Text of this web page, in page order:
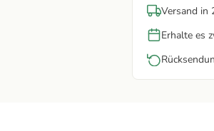
Versand in
Erhalte es